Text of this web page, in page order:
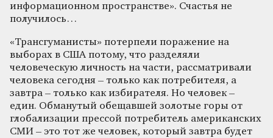
информационном пространстве». Счастья не
получилось…
«Трансгуманисты» потерпели поражение на
выборах в США потому, что разделяли
человеческую личность на части, рассматривали
человека сегодня – только как потребителя, а
завтра – только как избирателя. Но человек –
един. Обманутый обещавшей золотые горы от
глобализации прессой потребитель американских
СМИ – это тот же человек, который завтра будет